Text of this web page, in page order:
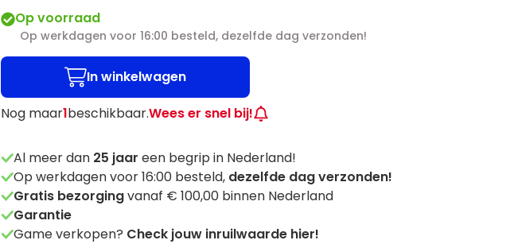
Op voorraad
Op werkdagen voor 16:00 besteld, dezelfde dag verzonden!
In winkelwagen
Nog maar1beschikbaar.Wees er snel bij!
Al meer dan 25 jaar een begrip in Nederland!
Op werkdagen voor 16:00 besteld, dezelfde dag verzonden!
Gratis bezorgingvanaf € 100,00 binnen Nederland
Garantie
Game verkopen? Check jouw inruilwaarde hier!